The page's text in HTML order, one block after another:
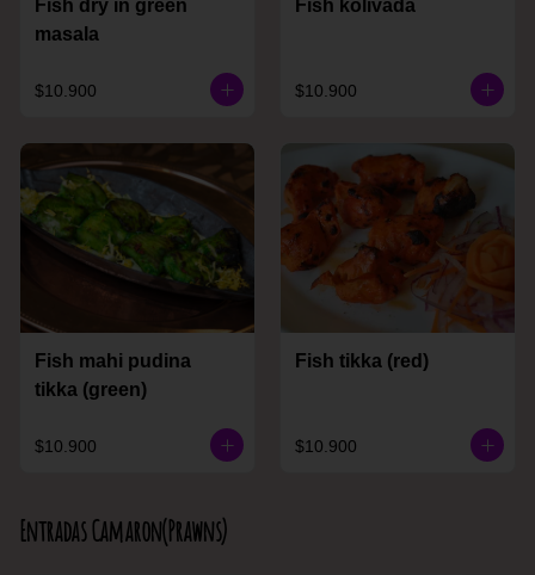
Fish dry in green
masala
$10.900
Fish kolivada
$10.900
Fish mahi pudina
tikka (green)
$10.900
Fish tikka (red)
$10.900
Entradas Camaron(Prawns)